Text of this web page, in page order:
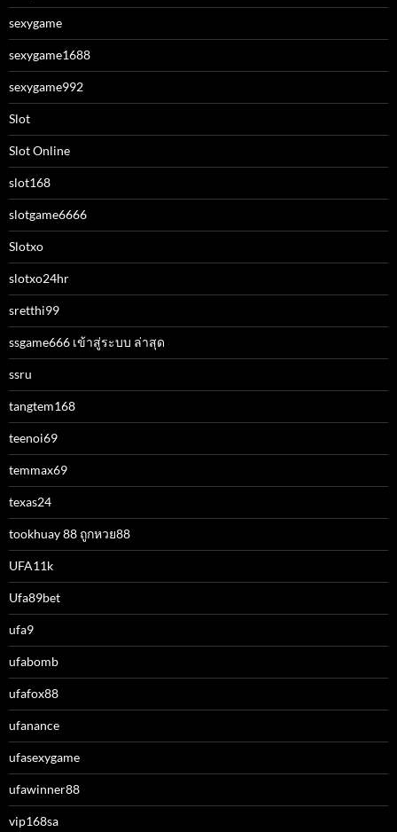
sexygame
sexygame1688
sexygame992
Slot
Slot Online
slot168
slotgame6666
Slotxo
slotxo24hr
sretthi99
ssgame666 เข้าสู่ระบบ ล่าสุด
ssru
tangtem168
teenoi69
temmax69
texas24
tookhuay 88 ถูกหวย88
UFA11k
Ufa89bet
ufa9
ufabomb
ufafox88
ufanance
ufasexygame
ufawinner88
vip168sa